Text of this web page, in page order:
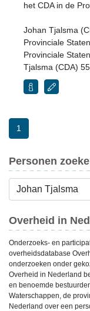
het CDA in de
Johan Tjalsma
Provinciale
Provinciale
Tjalsma (CDA)
1
Personen
Overheid in
Onderzoeks- en
overheidsdatabase
onderzoeken onder
Overheid in Nederland
en benoemde
Waterschappen, de
Nederland over een